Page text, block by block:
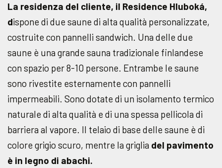
La residenza del cliente, il Residence Hluboká,
dispone di due saune di alta qualità personalizzate,
costruite con pannelli sandwich. Una delle due
saune è una grande sauna tradizionale finlandese
con spazio per 8-10 persone. Entrambe le saune
sono rivestite esternamente con pannelli
impermeabili. Sono dotate di un isolamento termico
naturale di alta qualità e di una spessa pellicola di
barriera al vapore. Il telaio di base delle saune è di
colore grigio scuro, mentre la griglia del pavimento
è in legno di abachi.